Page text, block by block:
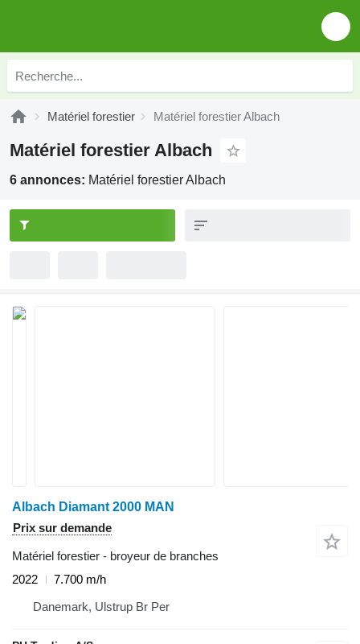
Matériel forestier Matériel forestier Albach
Matériel forestier Albach
6 annonces: Matériel forestier Albach
Albach Diamant 2000 MAN
Prix sur demande
Matériel forestier - broyeur de branches
2022
7.700 m/h
Danemark, Ulstrup Br Per